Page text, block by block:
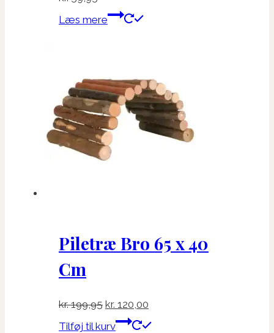
Læs mere
Piletræ Bro 65 x 40
Cm
kr.199,95 Den
oprindelige
kr. 120,00
aktuelle
Tilføj til kurv